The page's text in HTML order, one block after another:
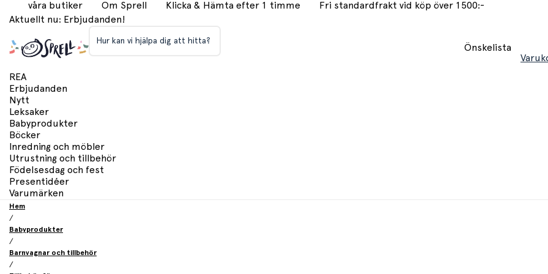
våra butiker Om Sprell Klicka & Hämta efter 1 timme
Fri standardfrakt vid köp över 1500:-
Aktuellt nu: Erbjudanden!
Hur kan vi hjälpa dig att hitta?
Önskelista
REA
Erbjudanden
Nytt
Leksaker
Babyprodukter
Böcker
Inredning och möbler
Utrustning och tillbehör
Födelsesdag och fest
Presentidéer
Varumärken
Hem
/
Babyprodukter
/
Barnvagnar och tillbehör
/